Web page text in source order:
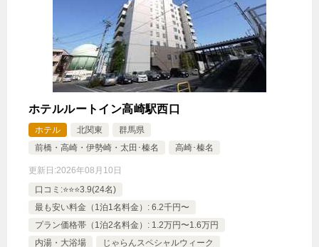
ホテルルートイン高崎駅西口
ホテル 北関東
群馬県
前橋・高崎・伊勢崎・太田･榛名
高崎･榛名
更新日:2026年08月10日
口コミ:⭐️⭐️⭐️3.9(24名)
最も安い料金（1泊1名料金）: 6.2千円〜
プラン価格帯（1泊2名料金）: 1.2万円〜1.6万円
内湯・大浴場
じゃらんスペシャルウィーク